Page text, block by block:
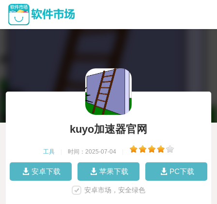
kuyo加速器官网
工具 时间：2025-07-04
安卓下载 苹果下载 PC下载
安卓市场，安全绿色